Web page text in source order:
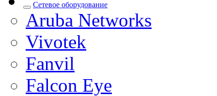
Сетевое оборудование
Aruba Networks
Vivotek
Fanvil
Falcon Eye